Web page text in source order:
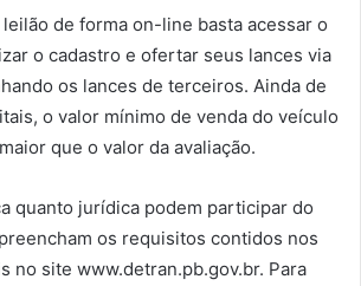
de forma on-line basta acessar o
o cadastro e ofertar seus lances via
os lances de terceiros. Ainda de
o valor mínimo de venda do veículo
que o valor da avaliação.
quanto jurídica podem participar do
os requisitos contidos nos
no site www.detran.pb.gov.br. Para